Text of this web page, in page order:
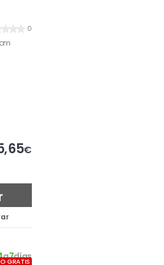
0
€
a7días
GRATIS